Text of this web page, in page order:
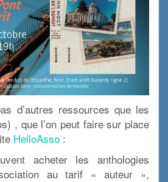
d’autres ressources que les
, que l’on peut faire sur place
HelloAsso :
acheter les anthologies
au tarif « auteur »,